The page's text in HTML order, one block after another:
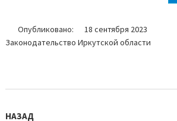
Опубликовано:
18 сентября 2023
Законодательство Иркутской области
НАЗАД